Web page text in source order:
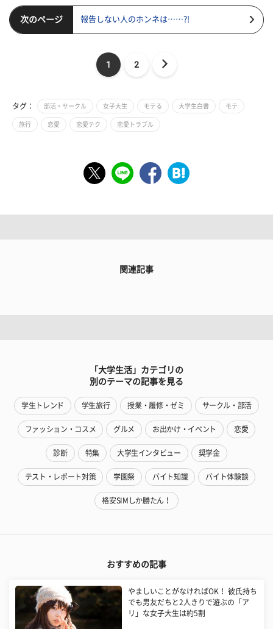
次のページ 報告しない人のホンネは……?!
1 2
タグ： 部活・サークル 女子大生 モテる 大学生白書 モテ
旅行 恋愛 恋愛テク 恋愛トラブル
関連記事
「大学生活」カテゴリの
別のテーマの記事を見る
学生トレンド 学生旅行 授業・履修・ゼミ サークル・部活
ファッション・コスメ グルメ お出かけ・イベント 恋愛
診断 特集 大学生インタビュー 奨学金
テスト・レポート対策 学園祭 バイト知識 バイト体験談
格安SIMしか勝たん！
おすすめの記事
やましいことがなければOK！ 彼氏持ち
でも男友だちと2人きりで遊ぶの「ア
リ」な女子大生は約5割